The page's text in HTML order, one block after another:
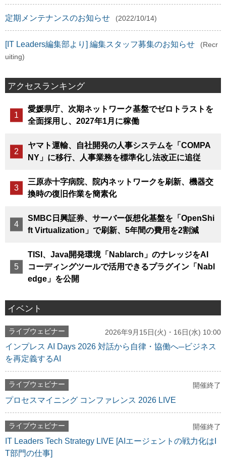
定期メンテナンスのお知らせ (2022/10/14)
[IT Leaders編集部より] 編集スタッフ募集のお知らせ
(Recr
uiting)
アクセスランキング
愛媛県庁、次期ネットワーク基盤でゼロトラストを
全面採用し、2027年1月に稼働
ヤマト運輸、自社開発の人事システムを「COMPA
NY」に移行、人事業務を標準化し法改正に追従
三原赤十字病院、院内ネットワークを刷新、機器交
換時の復旧作業を簡素化
SMBC日興証券、サーバー仮想化基盤を「OpenShi
ft Virtualization」で刷新、5年間の費用を2割減
TISI、Java開発環境「Nablarch」のナレッジをAI
コーディングツールで活用できるプラグイン「Nabl
edge」を公開
イベント
ライブウェビナー 2026年9月15日(火)・16日(水) 10:00
インプレス AI Days 2026 対話から自律・協働へ─ビジネス
を再定義するAI
ライブウェビナー 開催終了
プロセスマイニング コンファレンス 2026 LIVE
ライブウェビナー 開催終了
IT Leaders Tech Strategy LIVE [AIエージェントの戦力化はI
T部門の仕事]